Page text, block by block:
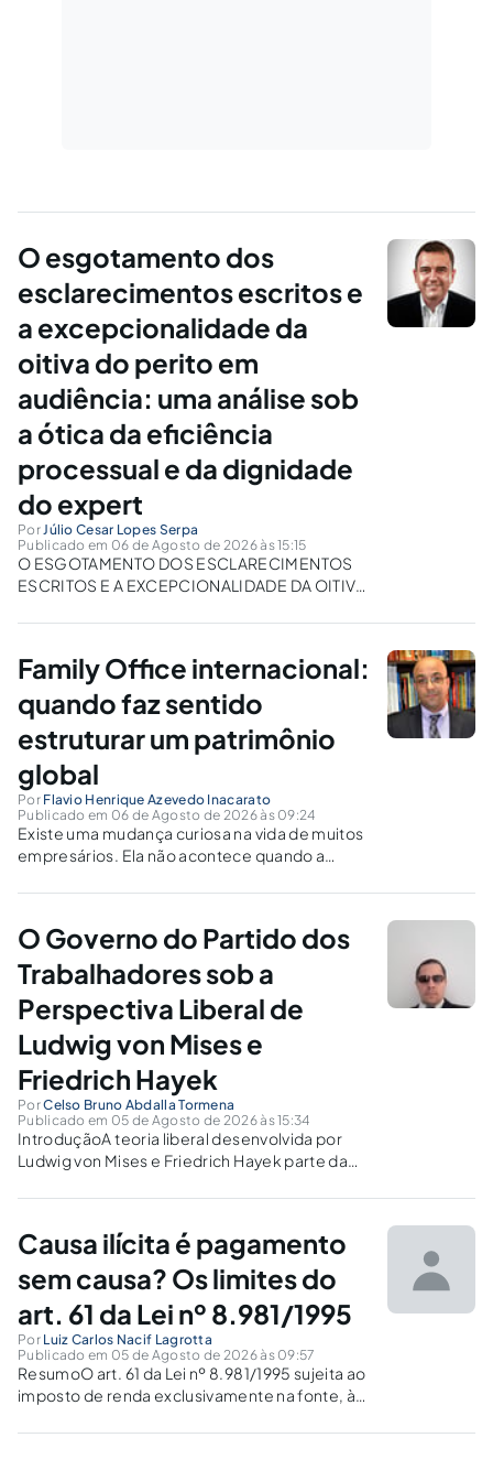
O esgotamento dos
esclarecimentos escritos e
a excepcionalidade da
oitiva do perito em
audiência: uma análise sob
a ótica da eficiência
processual e da dignidade
do expert
PorJúlio Cesar Lopes Serpa
Publicado em 06 de Agosto de 2026 às 15:15
O ESGOTAMENTO DOS ESCLARECIMENTOS
ESCRITOS E A EXCEPCIONALIDADE DA OITIVA
A ÓTICA DA EFICIÊNCIA PROCESSUAL E DA
artigo analisa a decisão da Terceira Turma do
Superior Tribunal...
Family Office internacional:
quando faz sentido
estruturar um patrimônio
global
Por Flavio Henrique Azevedo Inacarato
Publicado em 06 de Agosto de 2026 às 09:24
Existe uma mudança curiosa na vida de muitos
empresários. Ela não acontece quando a
abre uma operação nos Estados Unidos. Muito
exterior.Ela acontece de forma
silenciosa.Num dia,...
O Governo do Partido dos
Trabalhadores sob a
Perspectiva Liberal de
Ludwig von Mises e
Friedrich Hayek
PorCelso Bruno Abdalla Tormena
Publicado em 05 de Agosto de 2026 às 15:34
IntroduçãoA teoria liberal desenvolvida por
Ludwig von Mises e Friedrich Hayek parte da
economia de mercado e o Estado de Direito
sociedade próspera. Ambos os autores
enxergam...
Causa ilícita é pagamento
sem causa? Os limites do
art. 61 da Lei nº 8.981/1995
Por Luiz Carlos Nacif Lagrotta
Publicado em 05 de Agosto de 2026 às 09:57
ResumoO art. 61 da Lei nº 8.981/1995 sujeita ao
imposto de renda exclusivamente na fonte, à
beneficiário não identificado e aqueles cuja